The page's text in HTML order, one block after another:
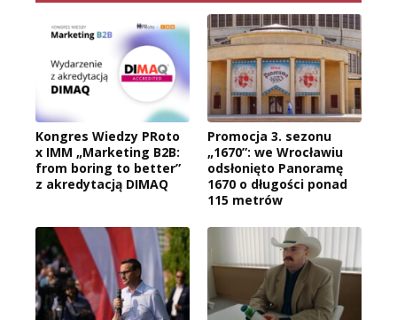
Kongres Wiedzy PRoto
x IMM „Marketing B2B:
from boring to better”
z akredytacją DIMAQ
Promocja 3. sezonu
„1670”: we Wrocławiu
odsłonięto Panoramę
1670 o długości ponad
115 metrów